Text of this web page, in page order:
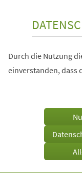
Durch die Nutzung
einverstanden, dass